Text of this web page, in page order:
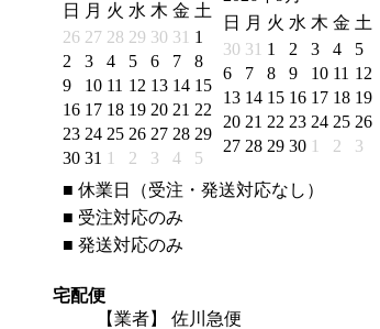
日
月 火 水 木 金 土
26 27 28 29 30 31 1
2
3 4 5 6 7
8
9
10 11 12 13 14 15
16 17 18 19 20 21 22
23 24 25 26 27 28 29
30 31 1 2 3 4 5
日
月 火 水 木 金 土
30 31 1 2 3 4
5
6
7 8 9 10 11 12
13 14 15 16 17 18 19
20 21 22 23 24 25 26
27 28 29 30 1 2 3
■ 休業日（受注・発送対応なし）
■ 受注対応のみ
■ 発送対応のみ
宅配便
【業者】 佐川急便